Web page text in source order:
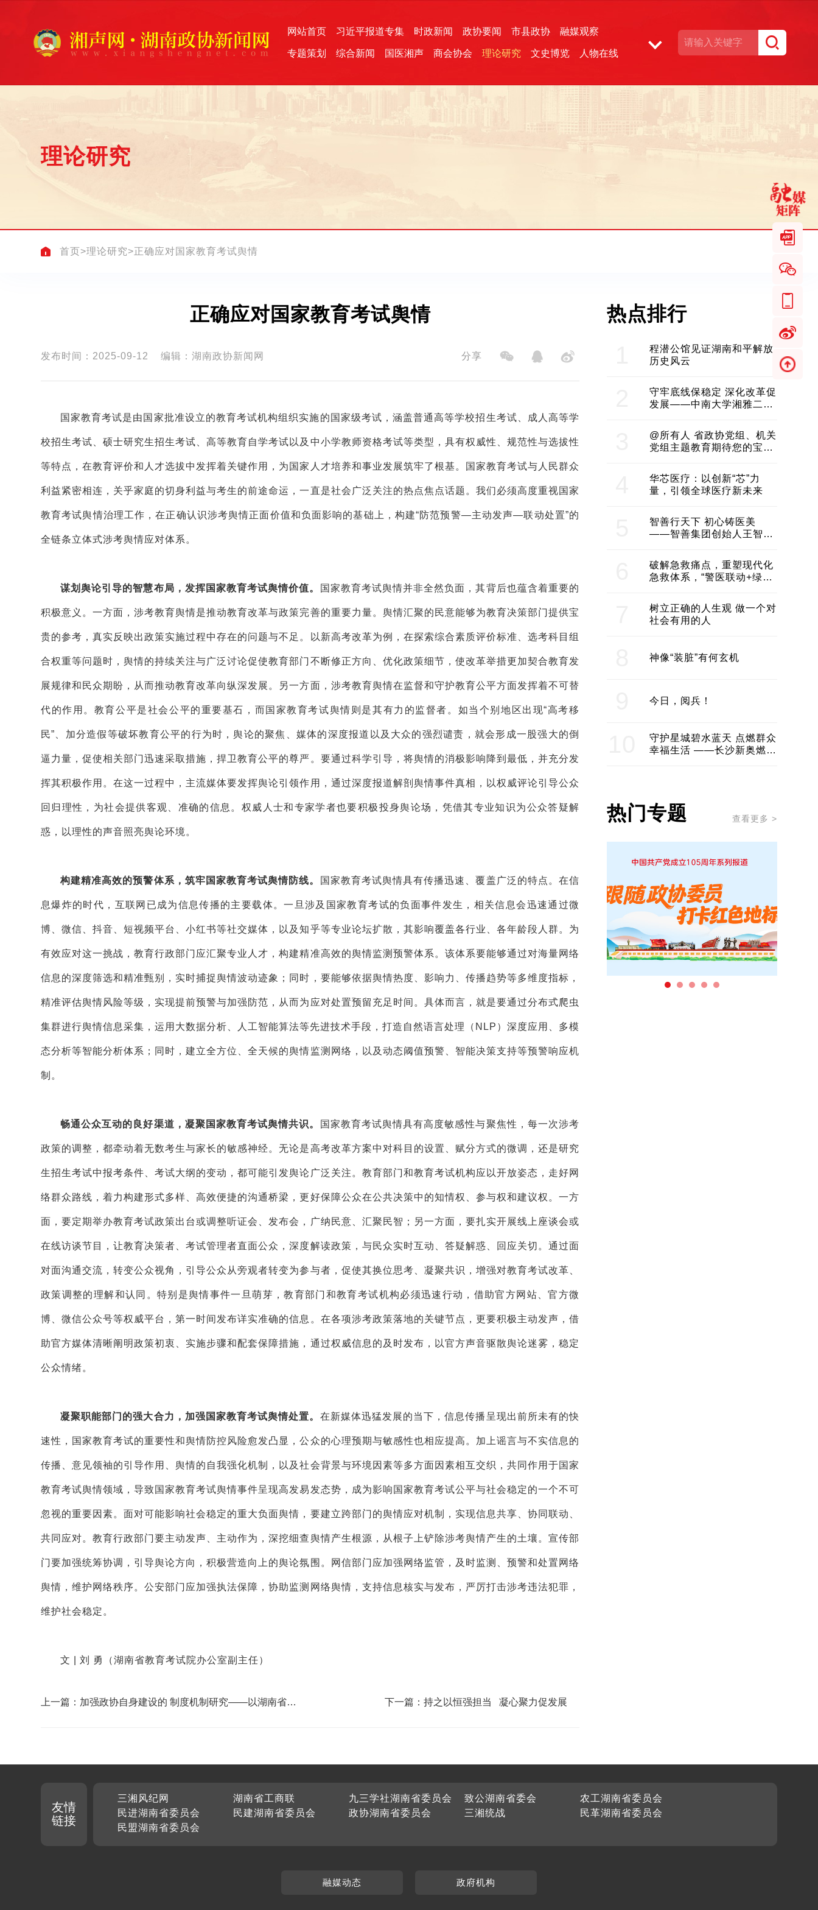
网站首页 习近平报道专集 时政新闻 政协要闻 市县政协 融媒观察
专题策划 综合新闻 国医湘声 商会协会 理论研究 文史博览 人物在线
理论研究
首页>理论研究>正确应对国家教育考试舆情
正确应对国家教育考试舆情
发布时间：2025-09-12 编辑：湖南政协新闻网 分享
国家教育考试是由国家批准设立的教育考试机构组织实施的国家级考试，涵盖普通高等学校招生考试、成人高等学
校招生考试、硕士研究生招生考试、高等教育自学考试以及中小学教师资格考试等类型，具有权威性、规范性与选拔性
等特点，在教育评价和人才选拔中发挥着关键作用，为国家人才培养和事业发展筑牢了根基。国家教育考试与人民群众
利益紧密相连，关乎家庭的切身利益与考生的前途命运，一直是社会广泛关注的热点焦点话题。我们必须高度重视国家
教育考试舆情治理工作，在正确认识涉考舆情正面价值和负面影响的基础上，构建“防范预警—主动发声—联动处置”的
全链条立体式涉考舆情应对体系。
谋划舆论引导的智慧布局，发挥国家教育考试舆情价值。 国家教育考试舆情并非全然负面，其背后也蕴含着重要的
积极意义。一方面，涉考教育舆情是推动教育改革与政策完善的重要力量。舆情汇聚的民意能够为教育决策部门提供宝
贵的参考，真实反映出政策实施过程中存在的问题与不足。以新高考改革为例，在探索综合素质评价标准、选考科目组
合权重等问题时，舆情的持续关注与广泛讨论促使教育部门不断修正方向、优化政策细节，使改革举措更加契合教育发
展规律和民众期盼，从而推动教育改革向纵深发展。另一方面，涉考教育舆情在监督和守护教育公平方面发挥着不可替
代的作用。教育公平是社会公平的重要基石，而国家教育考试舆情则是其有力的监督者。如当个别地区出现“高考移
民”、加分造假等破坏教育公平的行为时，舆论的聚焦、媒体的深度报道以及大众的强烈谴责，就会形成一股强大的倒
逼力量，促使相关部门迅速采取措施，捍卫教育公平的尊严。要通过科学引导，将舆情的消极影响降到最低，并充分发
挥其积极作用。在这一过程中，主流媒体要发挥舆论引领作用，通过深度报道解剖舆情事件真相，以权威评论引导公众
回归理性，为社会提供客观、准确的信息。权威人士和专家学者也要积极投身舆论场，凭借其专业知识为公众答疑解
惑，以理性的声音照亮舆论环境。
构建精准高效的预警体系，筑牢国家教育考试舆情防线。 国家教育考试舆情具有传播迅速、覆盖广泛的特点。在信
息爆炸的时代，互联网已成为信息传播的主要载体。一旦涉及国家教育考试的负面事件发生，相关信息会迅速通过微
博、微信、抖音、短视频平台、小红书等社交媒体，以及知乎等专业论坛扩散，其影响覆盖各行业、各年龄段人群。为
有效应对这一挑战，教育行政部门应汇聚专业人才，构建精准高效的舆情监测预警体系。该体系要能够通过对海量网络
信息的深度筛选和精准甄别，实时捕捉舆情波动迹象；同时，要能够依据舆情热度、影响力、传播趋势等多维度指标，
精准评估舆情风险等级，实现提前预警与加强防范，从而为应对处置预留充足时间。具体而言，就是要通过分布式爬虫
集群进行舆情信息采集，运用大数据分析、人工智能算法等先进技术手段，打造自然语言处理（NLP）深度应用、多模
态分析等智能分析体系；同时，建立全方位、全天候的舆情监测网络，以及动态阈值预警、智能决策支持等预警响应机
制。
畅通公众互动的良好渠道，凝聚国家教育考试舆情共识。 国家教育考试舆情具有高度敏感性与聚焦性，每一次涉考
政策的调整，都牵动着无数考生与家长的敏感神经。无论是高考改革方案中对科目的设置、赋分方式的微调，还是研究
生招生考试中报考条件、考试大纲的变动，都可能引发舆论广泛关注。教育部门和教育考试机构应以开放姿态，走好网
络群众路线，着力构建形式多样、高效便捷的沟通桥梁，更好保障公众在公共决策中的知情权、参与权和建议权。一方
面，要定期举办教育考试政策出台或调整听证会、发布会，广纳民意、汇聚民智；另一方面，要扎实开展线上座谈会或
在线访谈节目，让教育决策者、考试管理者直面公众，深度解读政策，与民众实时互动、答疑解惑、回应关切。通过面
对面沟通交流，转变公众视角，引导公众从旁观者转变为参与者，促使其换位思考、凝聚共识，增强对教育考试改革、
政策调整的理解和认同。特别是舆情事件一旦萌芽，教育部门和教育考试机构必须迅速行动，借助官方网站、官方微
博、微信公众号等权威平台，第一时间发布详实准确的信息。在各项涉考政策落地的关键节点，更要积极主动发声，借
助官方媒体清晰阐明政策初衷、实施步骤和配套保障措施，通过权威信息的及时发布，以官方声音驱散舆论迷雾，稳定
公众情绪。
凝聚职能部门的强大合力，加强国家教育考试舆情处置。 在新媒体迅猛发展的当下，信息传播呈现出前所未有的快
速性，国家教育考试的重要性和舆情防控风险愈发凸显，公众的心理预期与敏感性也相应提高。加上谣言与不实信息的
传播、意见领袖的引导作用、舆情的自我强化机制，以及社会背景与环境因素等多方面因素相互交织，共同作用于国家
教育考试舆情领域，导致国家教育考试舆情事件呈现高发易发态势，成为影响国家教育考试公平与社会稳定的一个不可
忽视的重要因素。面对可能影响社会稳定的重大负面舆情，要建立跨部门的舆情应对机制，实现信息共享、协同联动、
共同应对。教育行政部门要主动发声、主动作为，深挖细查舆情产生根源，从根子上铲除涉考舆情产生的土壤。宣传部
门要加强统筹协调，引导舆论方向，积极营造向上的舆论氛围。网信部门应加强网络监管，及时监测、预警和处置网络
舆情，维护网络秩序。公安部门应加强执法保障，协助监测网络舆情，支持信息核实与发布，严厉打击涉考违法犯罪，
维护社会稳定。
文 | 刘 勇（湖南省教育考试院办公室副主任）
上一篇：加强政协自身建设的 制度机制研究——以湖南省政
下一篇：持之以恒强担当 凝心聚力促发展
热点排行
程潜公馆见证湖南和平解放
历史风云
守牢底线保稳定 深化改革促
发展——中南大学湘雅二医
@所有人 省政协党组、机关
党组主题教育期待您的宝贵
华芯医疗：以创新“芯”力
量，引领全球医疗新未来
智善行天下 初心铸医美
——智善集团创始人王智带
建医美产业良性生态圈
破解急救痛点，重塑现代化
急救体系，“警医联动+绿波
树立正确的人生观 做一个对
社会有用的人
神像“装脏”有何玄机
今日，阅兵！
守护星城碧水蓝天 点燃群众
幸福生活 ——长沙新奥燃气
热门专题 查看更多 >
友情
链接
三湘风纪网 湖南省工商联 九三学社湖南省委员会 致公湖南省委会
农工湖南省委员会
民进湖南省委员会
民建湖南省委员会 政协湖南省委员会 三湘统战
民革湖南省委员会
民盟湖南省委员会
融媒动态 政府机构